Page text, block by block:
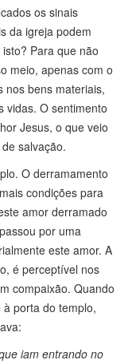
os sinais
da igreja podem
Para que não
meio, apenas com o
nos bens materiais,
vidas. O sentimento
Jesus, o que veio
salvação.
O derramamento
condições para
amor derramado
por uma
este amor. A
é perceptível nos
compaixão. Quando
porta do templo,
iam entrando no